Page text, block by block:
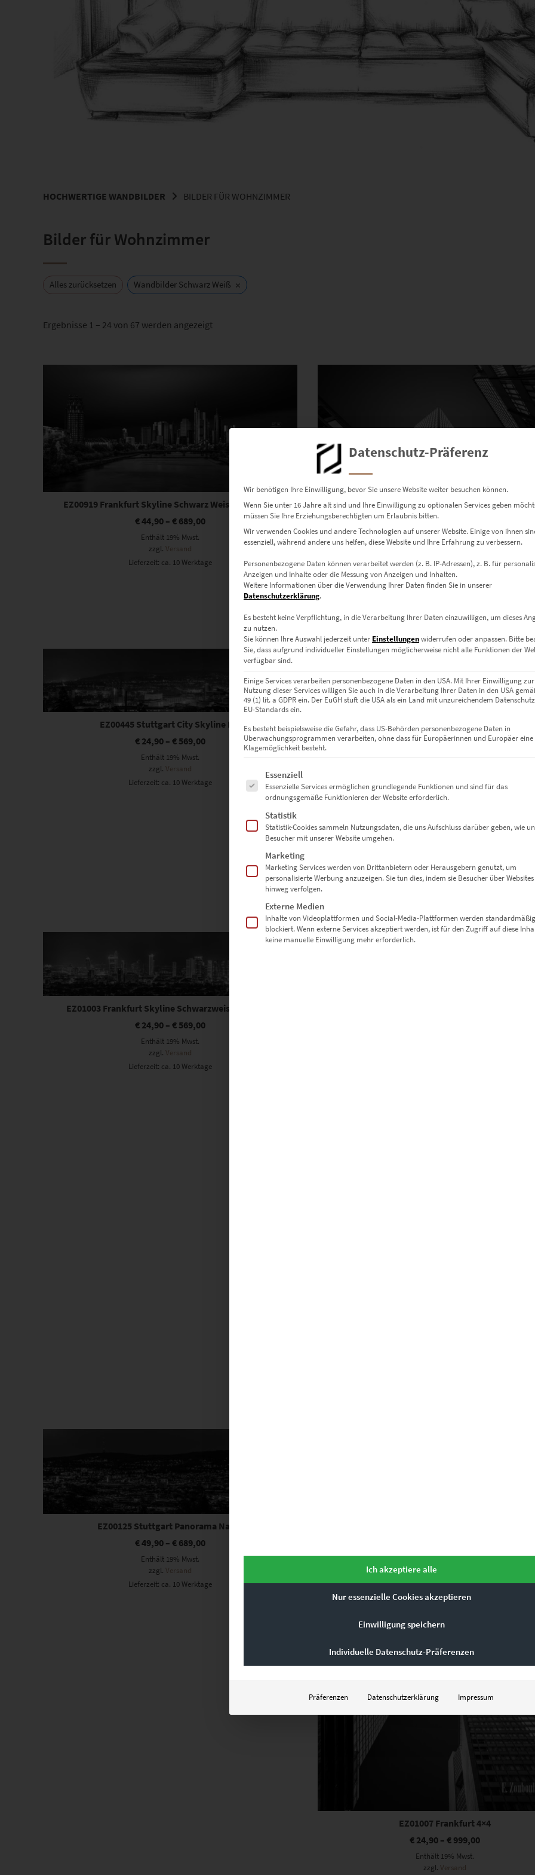
HOCHWERTIGE WANDBILDER BILDER FÜR WOHNZIMMER
Bilder für Wohnzimmer
Alles zurücksetzen Wandbilder Schwarz Weiß ×
Ergebnisse 1 – 24 von 67 werden angezeigtNach
Dieses Produkt weist mehrere Varianten auf. Die Optionen können auf der Produktseite gewählt werden
EZ00919 Frankfurt Skyline Schwarz Weiss Panorama
€44,90 –€ 689,00
Enthält 19% Mwst.
zzgl.Versand
Lieferzeit: ca. 10 Werktage
Dieses Produkt weist mehrere Varianten auf. Die Optionen können auf der Produktseite gewählt werden
EZ00997 Taunusturm Frankfurt
€ 24,90–€999,00
Enthält 19% Mwst.
zzgl.Versand
Dieses Produkt weist mehrere Varianten auf. Die Optionen können auf der Produktseite gewählt werden
EZ00445 Stuttgart City Skyline BW
€ 24,90 –€ 569,00
Enthält 19% Mwst.
zzgl.Versand
Lieferzeit: ca. 10 Werktage
Dieses Produkt weist mehrere Varianten auf. Die Optionen können auf der Produktseite gewählt werden
EZ01009 Frankfurt Hoch Hinaus
Enthält 19% Mwst.
zzgl.
Versand
Dieses Produkt weist mehrere Varianten auf. Die Optionen können auf der Produktseite gewählt werden
EZ01003 Frankfurt Skyline Schwarzweiss bei Nacht
€ 24,90 –€ 569,00
Enthält 19% Mwst.
zzgl.Versand
Lieferzeit: ca. 10 Werktage
Dieses Produkt weist mehrere Varianten auf. Die Optionen können auf der Produktseite gewählt werden
Dieses Produkt weist mehrere Varianten auf. Die Optionen können auf der Produktseite gewählt werden
EZ00125 Stuttgart Panorama Nacht
€49,90 –€ 689,00
Enthält 19% Mwst.
zzgl.Versand
Lieferzeit: ca. 10 Werktage
EZ01007 Frankfurt 4×4
€ 24,90 –€ 999,00
Enthält 19% Mwst.
zzgl.Versand
Datenschutz-Präferenz
Wir benötigen Ihre Einwilligung, bevor Sie unsere Website weiter besuchen können.
Wenn Sie unter 16 Jahre alt sind und Ihre Einwilligung zu optionalen Services geben
müssen Sie Ihre Erziehungsberechtigten um Erlaubnis bitten.
Wir verwenden Cookies und andere Technologien auf unserer Website. Einige von ihnen
essenziell, während andere uns helfen, diese Website und Ihre Erfahrung zu verbessern.
Personenbezogene Daten können verarbeitet werden (z. B. IP-Adressen), z. B. für
Anzeigen und Inhalte oder die Messung von Anzeigen und Inhalten.
Weitere Informationen über die Verwendung Ihrer Daten finden Sie in unserer
Datenschutzerklärung.
Es besteht keine Verpflichtung, in die Verarbeitung Ihrer Daten einzuwilligen, um dieses
zu nutzen.
Sie können Ihre Auswahl jederzeit unter Einstellungenwiderrufen oder anpassen. Bitte
Sie, dass aufgrund individueller Einstellungen möglicherweise nicht alle Funktionen der
verfügbar sind.
Einige Services verarbeiten personenbezogene Daten in den USA. Mit Ihrer Einwilligung zur
Nutzung dieser Services willigen Sie auch in die Verarbeitung Ihrer Daten in den USA
49 (1) lit. a GDPR ein. Der EuGH stuft die USA als ein Land mit unzureichendem
EU-Standards ein.
Es besteht beispielsweise die Gefahr, dass US-Behörden personenbezogene Daten in
Überwachungsprogrammen verarbeiten, ohne dass für Europäerinnen und Europäer eine
Klagemöglichkeit besteht.
Es folgt eine Liste der Service-Gruppen, für die eine Einwilligung
Essenziell
Essenzielle Services ermöglichen grundlegende Funktionen und sind für das
ordnungsgemäße Funktionieren der Website erforderlich.
Statistik
Statistik-Cookies sammeln Nutzungsdaten, die uns Aufschluss darüber geben, wie
Besucher mit unserer Website umgehen.
Marketing
Marketing Services werden von Drittanbietern oder Herausgebern genutzt, um
personalisierte Werbung anzuzeigen. Sie tun dies, indem sie Besucher über Websites
hinweg verfolgen.
Externe Medien
Inhalte von Videoplattformen und Social-Media-Plattformen werden standardmäßig
blockiert. Wenn externe Services akzeptiert werden, ist für den Zugriff auf diese
keine manuelle Einwilligung mehr erforderlich.
Ich akzeptiere alle
Nur essenzielle Cookies akzeptieren
Einwilligung speichern
Individuelle Datenschutz-Präferenzen
Präferenzen Datenschutzerklärung Impressum